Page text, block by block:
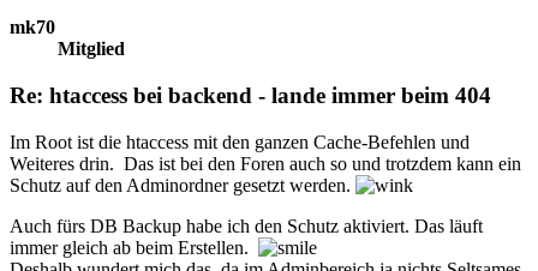
mk70
Mitglied
Re: htaccess bei backend - lande immer beim 404
Im Root ist die htaccess mit den ganzen Cache-Befehlen und
Weiteres drin. Das ist bei den Foren auch so und trotzdem kann ein
Schutz auf den Adminordner gesetzt werden.
Auch fürs DB Backup habe ich den Schutz aktiviert. Das läuft
immer gleich ab beim Erstellen.